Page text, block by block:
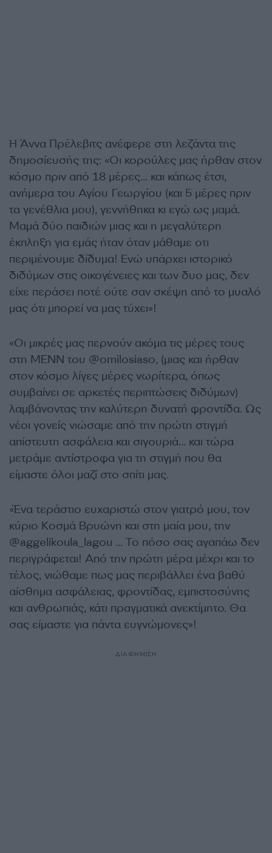
Η Άννα Πρέλεβιτς ανέφερε στη λεζάντα της
δημοσίευσής της: «Οι κορούλες μας ήρθαν στον
κόσμο πριν από 18 μέρες… και κάπως έτσι,
ανήμερα του Αγίου Γεωργίου (και 5 μέρες πριν
τα γενέθλια μου), γεννήθηκα κι εγώ ως μαμά.
Μαμά δύο παιδιών μιας και η μεγαλύτερη
έκπληξη για εμάς ήταν όταν μάθαμε οτι
περιμένουμε δίδυμα! Ενώ υπάρχει ιστορικό
διδύμων στις οικογένειες και των δυο μας, δεν
είχε περάσει ποτέ ούτε σαν σκέψη από το μυαλό
μας ότι μπορεί να μας τύχει»!
«Οι μικρές μας περνούν ακόμα τις μέρες τους
στη ΜΕΝΝ του @omilosiaso, (μιας και ήρθαν
στον κόσμο λίγες μέρες νωρίτερα, όπως
συμβαίνει σε αρκετές περιπτώσεις διδύμων)
λαμβάνοντας την καλύτερη δυνατή φροντίδα. Ως
νέοι γονείς νιώσαμε από την πρώτη στιγμή
απίστευτη ασφάλεια και σιγουριά… και τώρα
μετράμε αντίστροφα για τη στιγμή που θα
είμαστε όλοι μαζί στο σπίτι μας.
«Ένα τεράστιο ευχαριστώ στον γιατρό μου, τον
κύριο Κοσμά Βρυώνη και στη μαία μου, την
@aggelikoula_lagou … Το πόσο σας αγαπάω δεν
περιγράφεται! Από την πρώτη μέρα μέχρι και το
τέλος, νιώθαμε πως μας περιβάλλει ένα βαθύ
αίσθημα ασφάλειας, φροντίδας, εμπιστοσύνης
και ανθρωπιάς, κάτι πραγματικά ανεκτίμητο. Θα
σας είμαστε για πάντα ευγνώμονες»!
ΔΙΑΦΗΜΙΣΗ